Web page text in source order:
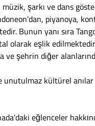
müzik, şarkı ve dans
piyanoya,
Bunun yanı sıra
olarak eşlik
ve şehrin diğer
unutulmaz kültürel
eğlenceler